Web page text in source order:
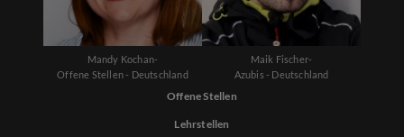
Offene Stellen
Lehrstellen
Mandy Kochan-
Offene Stellen - Deutschland
Maik Fischer-
Azubis - Deutschland